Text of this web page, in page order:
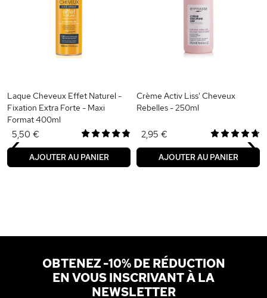
Laque Cheveux Effet Naturel -
Fixation Extra Forte - Maxi
Format 400ml
5,50 €
AJOUTER AU PANIER
Crème Activ Liss' Cheveux
Rebelles - 250ml
2,95 €
AJOUTER AU PANIER
‹ ›
OBTENEZ -10% DE RÉDUCTION
EN VOUS INSCRIVANT À LA
NEWSLETTER